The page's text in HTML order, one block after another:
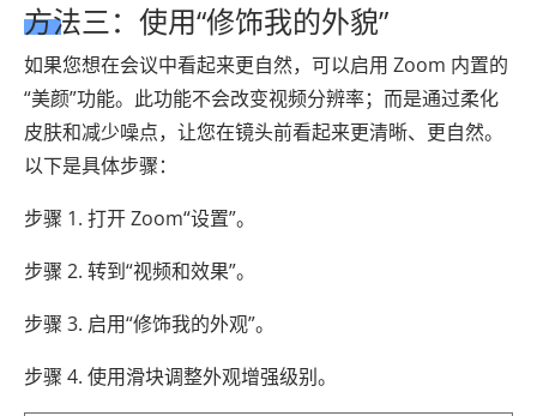
方法三：使用“修饰我的外貌”
如果您想在会议中看起来更自然，可以启用 Zoom 内置的
“美颜”功能。此功能不会改变视频分辨率；而是通过柔化
皮肤和减少噪点，让您在镜头前看起来更清晰、更自然。
以下是具体步骤：
步骤 1. 打开 Zoom“设置”。
步骤 2. 转到“视频和效果”。
步骤 3. 启用“修饰我的外观”。
步骤 4. 使用滑块调整外观增强级别。